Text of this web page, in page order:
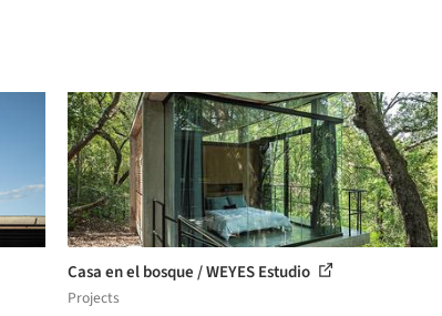
Casa en el bosque / WEYES Estudio
Projects